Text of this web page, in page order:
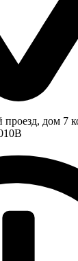
проезд, дом 7